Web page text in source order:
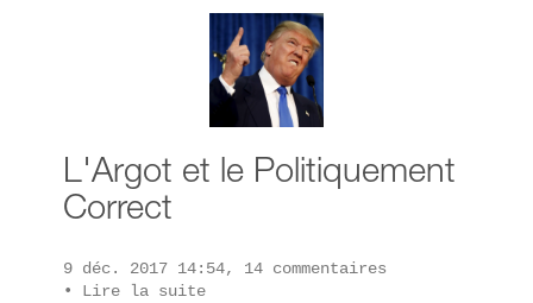
L'Argot et le Politiquement
Correct
9 déc. 2017 14:54, 14 commentaires
• Lire la suite